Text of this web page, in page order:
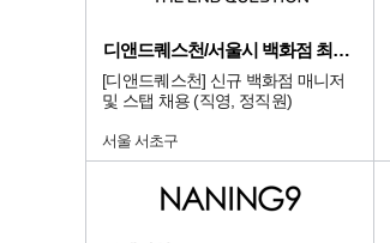
디앤드퀘스천/서울시 백화점 최상급 점
[디앤드퀘스천] 신규 백화점 매니저
및 스탭 채용 (직영, 정직원)
서울 서초구